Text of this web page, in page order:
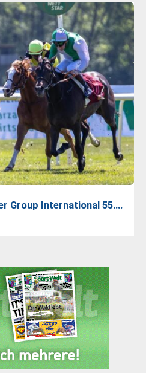
Group International 55.…